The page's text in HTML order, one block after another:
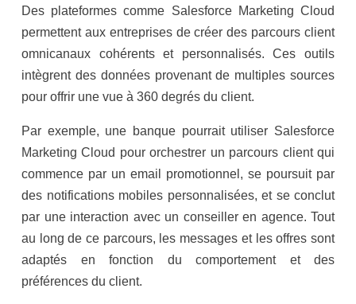
Des plateformes comme Salesforce Marketing Cloud
permettent aux entreprises de créer des parcours client
omnicanaux cohérents et personnalisés. Ces outils
intègrent des données provenant de multiples sources
pour offrir une vue à 360 degrés du client.
Par exemple, une banque pourrait utiliser Salesforce
Marketing Cloud pour orchestrer un parcours client qui
commence par un email promotionnel, se poursuit par
des notifications mobiles personnalisées, et se conclut
par une interaction avec un conseiller en agence. Tout
au long de ce parcours, les messages et les offres sont
adaptés en fonction du comportement et des
préférences du client.